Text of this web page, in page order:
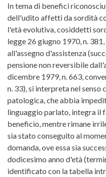
In tema di benefici
dell'udito affetti da sordità
l'età evolutiva, cosiddetti
legge 26 giugno 1970, n.
all'assegno d'assistenza
pensione non reversibile
dicembre 1979, n. 663,
n. 33), si interpreta nel senso
patologica, che abbia
linguaggio parlato, integra
beneficio, mentre rimane
sia stato conseguito al
domanda, ove essa sia
dodicesimo anno d'età
identificato con la tabella